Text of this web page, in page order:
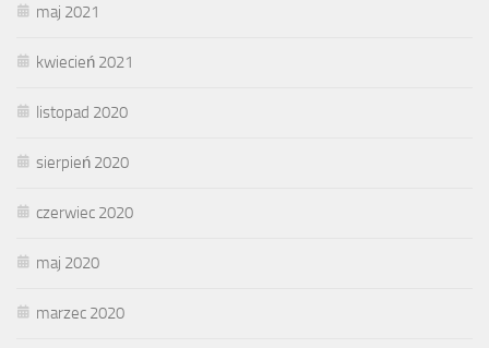
maj 2021
kwiecień 2021
listopad 2020
sierpień 2020
czerwiec 2020
maj 2020
marzec 2020